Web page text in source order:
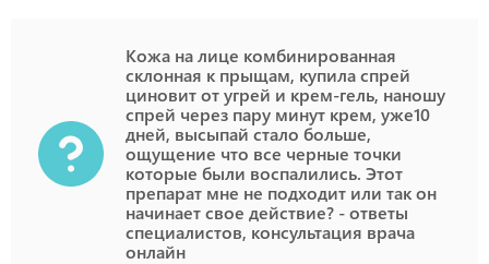
Кожа на лице комбинированная
склонная к прыщам, купила спрей
циновит от угрей и крем-гель, наношу
спрей через пару минут крем, уже10
дней, высыпай стало больше,
ощущение что все черные точки
которые были воспалились. Этот
препарат мне не подходит или так он
начинает свое действие? - ответы
специалистов, консультация врача
онлайн